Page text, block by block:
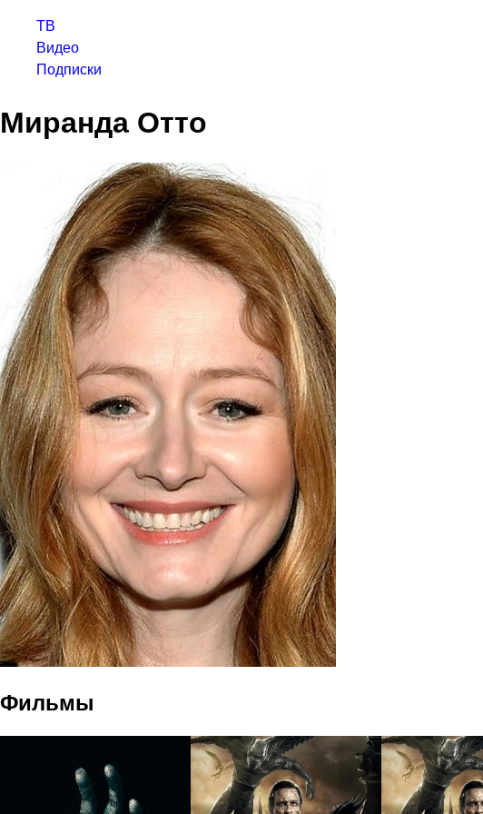
ТВ
Видео
Подписки
Миранда Отто
Фильмы